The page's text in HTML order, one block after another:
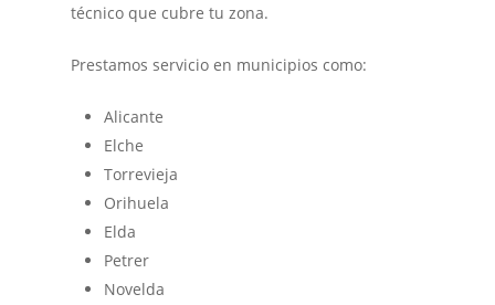
técnico que cubre tu zona.
Prestamos servicio en municipios como:
Alicante
Elche
Torrevieja
Orihuela
Elda
Petrer
Novelda